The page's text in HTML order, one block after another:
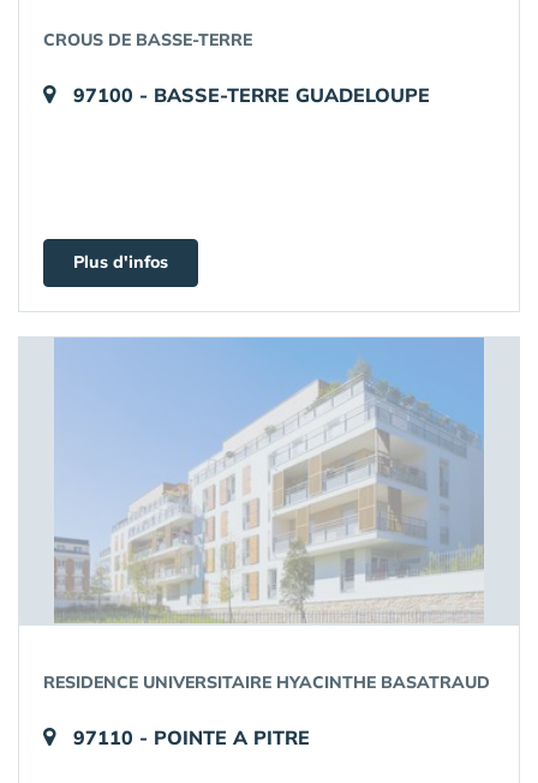
CROUS DE BASSE-TERRE
97100 - BASSE-TERRE GUADELOUPE
Plus d'infos
RESIDENCE UNIVERSITAIRE HYACINTHE BASATRAUD
97110 - POINTE A PITRE